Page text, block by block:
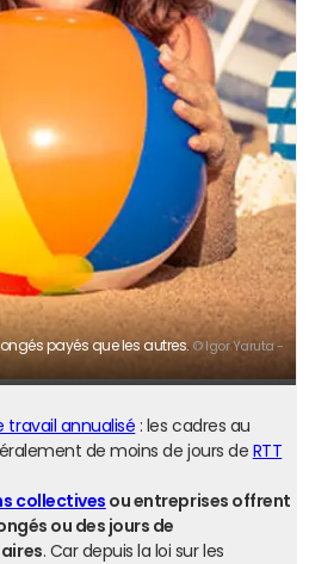
payés que les autres. © Igor Yaruta -
travail annualisé : les cadres au
de moins de jours de RTT
collectives ou entreprises offrent
ou des jours de
. Car depuis la loi sur les